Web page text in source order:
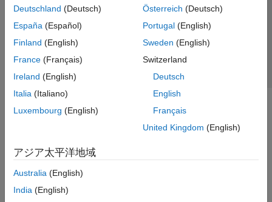
Deutschland (Deutsch)
España (Español)
Finland (English)
France (Français)
Ireland (English)
Italia (Italiano)
Luxembourg (English)
Österreich (Deutsch)
Portugal(English)
Sweden (English)
Switzerland
Deutsch
English
Français
United Kingdom (English)
アジア太平洋地域
Australia (English)
India (English)
© 1994-2026 The MathWorks, Inc.